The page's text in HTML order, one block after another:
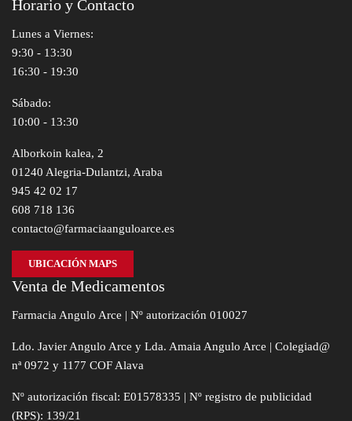
Horario y Contacto
Lunes a Viernes:
9:30 - 13:30
16:30 - 19:30
Sábado:
10:00 - 13:30
Alborkoin kalea, 2
01240 Alegria-Dulantzi, Araba
945 42 02 17
608 718 136
contacto@farmaciaanguloarce.es
UBICACIÓN MAPS
Venta de Medicamentos
Farmacia Angulo Arce | Nº autorización 010027
Ldo. Javier Angulo Arce y Lda. Amaia Angulo Arce | Colegiad@
nª 0972 y 1177 COF Alava
Nº autorización fiscal: E01578335 | Nº registro de publicidad
(RPS): 139/21